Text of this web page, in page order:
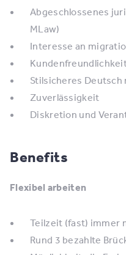
Abgeschlossenes
MLaw)
Interesse an
Stilsicheres
Zuverlässigkeit
Diskretion und
Benefits
Flexibel arbeiten
Teilzeit (fast) immer
Rund 3 bezahlte